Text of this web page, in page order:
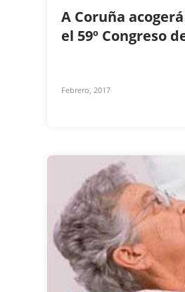
A Coruña
el 59º Congreso
Febrero, 2017